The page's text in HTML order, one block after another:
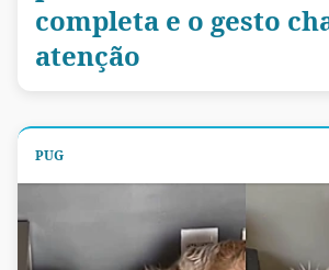
completa e o gesto
atenção
PUG